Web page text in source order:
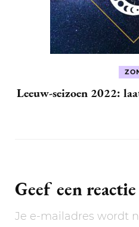
Leeuw-seizoen 2022:
Geef een reactie
Je e-mailadres wordt